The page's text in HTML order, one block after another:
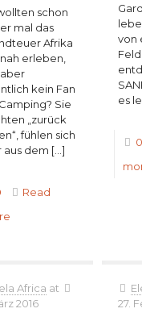
schon
mal das
Afrika
erleben,
kein Fan
Sie
„zurück
fühlen sich
aus dem […]
Read
von
es
0
Africa at
2016
27.